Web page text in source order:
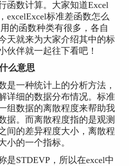
函数计算。大家知道Excel
excelExcel标准差函数怎么
的函数种类有很多，各自
天就来为大家介绍其中的标
伙伴就一起往下看吧！
么意思
是一种统计上的分析方法，
详细的数据分布情况。标准
组数据的离散程度来帮助我
据。而离散程度指的是观测
间的差异程度大小，离散程
小的一个指标。
是STDEVP，所以在excel中